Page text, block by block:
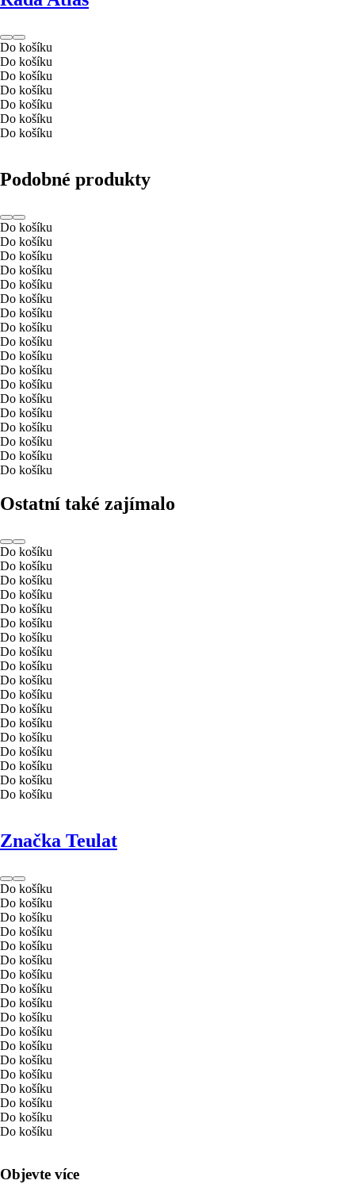
Do košíku
Do košíku
Do košíku
Do košíku
Do košíku
Do košíku
Do košíku
Podobné produkty
Do košíku
Do košíku
Do košíku
Do košíku
Do košíku
Do košíku
Do košíku
Do košíku
Do košíku
Do košíku
Do košíku
Do košíku
Do košíku
Do košíku
Do košíku
Do košíku
Do košíku
Do košíku
Ostatní také zajímalo
Do košíku
Do košíku
Do košíku
Do košíku
Do košíku
Do košíku
Do košíku
Do košíku
Do košíku
Do košíku
Do košíku
Do košíku
Do košíku
Do košíku
Do košíku
Do košíku
Do košíku
Do košíku
Značka Teulat
Do košíku
Do košíku
Do košíku
Do košíku
Do košíku
Do košíku
Do košíku
Do košíku
Do košíku
Do košíku
Do košíku
Do košíku
Do košíku
Do košíku
Do košíku
Do košíku
Do košíku
Do košíku
Objevte více